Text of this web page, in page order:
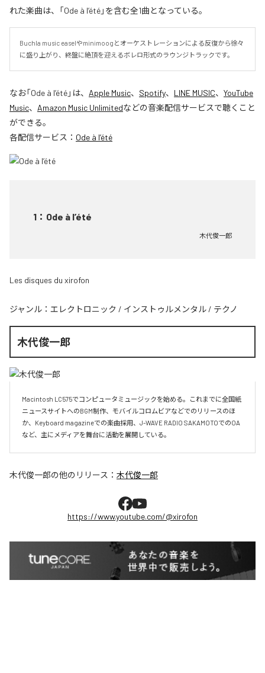
れた楽曲は、「Ode à l’été」を含む全1曲となっている。
Buchla music easelやminimoogとオーケストレーションによる反復から徐々
に盛り上がり、終盤に絶頂を迎えるボレロ形式のラウンジトラックです。
なお「Ode à l’été」は、 Apple Music、 Spotify、 LINE MUSIC、 YouTube
Music、 Amazon Music Unlimitedなどの音楽配信サービスで聴くこと
ができる。
各配信サービス： Ode à l’été
1 ： Ode à l’été
木代俊一郎
Les disques du xirofon
ジャンル： エレクトロニック / インストゥルメンタル / テクノ
木代俊一郎
Macintosh LC575でコンピュータミュージックを始める。これまでに全国紙
ニュースサイトへのBGM制作、モバイルコロムビアなどでのリリースのほ
か、Keyboard magazineでの楽曲採用、J-WAVE RADIO SAKAMOTOでのOA
など、主にメディアを舞台に活動を展開している。
木代俊一郎の他のリリース： 木代俊一郎
https://www.youtube.com/@xirofon